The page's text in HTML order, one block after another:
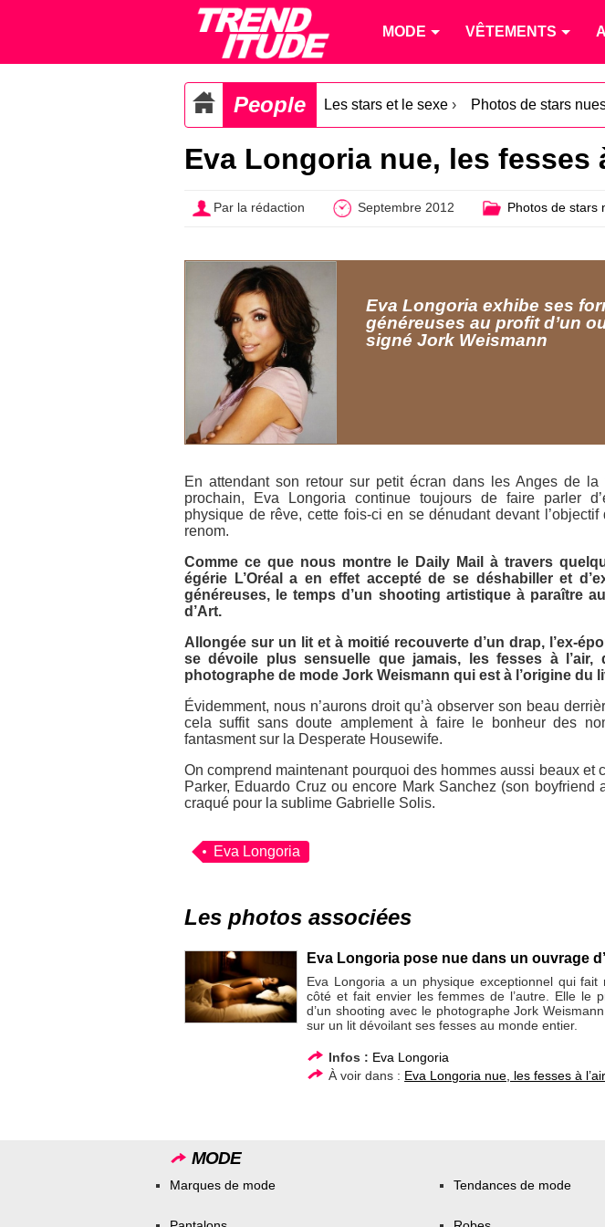
MODE VÊTEMENTS
People Les stars et le sexe › Photos de stars
Eva Longoria nue, les fesses
Par la rédaction Septembre 2012 Photos de stars
Eva Longoria exhibe ses
généreuses au profit d’un
signé Jork Weismann
En attendant son retour sur petit écran dans les Anges de la
prochain, Eva Longoria continue toujours de faire parler
physique de rêve, cette fois-ci en se dénudant devant l’objectif
renom.
Comme ce que nous montre le Daily Mail à travers
égérie L’Oréal a en effet accepté de se déshabiller et
généreuses, le temps d’un shooting artistique à paraître
d’Art.
Allongée sur un lit et à moitié recouverte d’un drap, l’ex-
se dévoile plus sensuelle que jamais, les fesses à l’air,
photographe de mode Jork Weismann qui est à l’origine du
Évidemment, nous n’aurons droit qu’à observer son beau
cela suffit sans doute amplement à faire le bonheur des
fantasment sur la Desperate Housewife.
On comprend maintenant pourquoi des hommes aussi beaux et
Parker, Eduardo Cruz ou encore Mark Sanchez (son boyfriend
craqué pour la sublime Gabrielle Solis.
Eva Longoria
Les photos associées
Eva Longoria pose nue dans un ouvrage
Eva Longoria a un physique exceptionnel qui fait
côté et fait envier les femmes de l’autre. Elle le
d’un shooting avec le photographe Jork
sur un lit dévoilant ses fesses au monde entier.
Infos : Eva Longoria
À voir dans : Eva Longoria nue, les fesses à
MODE
Marques de mode Tendances de mode